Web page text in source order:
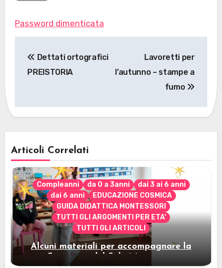
Password dimenticata
articoli
Dettati ortografici
PREISTORIA
Lavoretti per
l’autunno – stampe a
fumo
Articoli Correlati
Compleanni da 0 a 3anni
dai 3 ai 6 anni
dai 6 anni
EDUCAZIONE COSMICA
GUIDA DIDATTICA MONTESSORI
TUTTI GLI ARGOMENTI PER ETA'
TUTTI GLI ARTICOLI
Alcuni materiali per accompagnare la
Cerimonia del Sole Montessori